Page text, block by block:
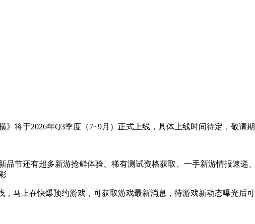
将于2026年Q3季度（7~9月）正式上线，具体上线时间待定，敬请期
品节还有超多新游抢鲜体验、稀有测试资格获取、一手新游情报速递
，马上在快爆预约游戏，可获取游戏最新消息，待游戏新动态曝光后